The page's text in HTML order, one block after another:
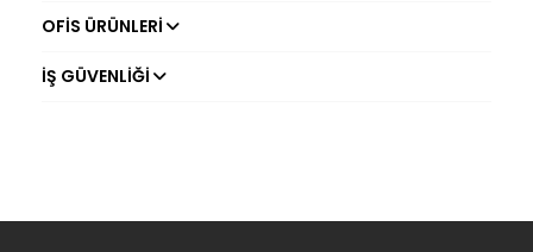
OFIS ÜRÜNLERI
İŞ GÜVENLIĞI